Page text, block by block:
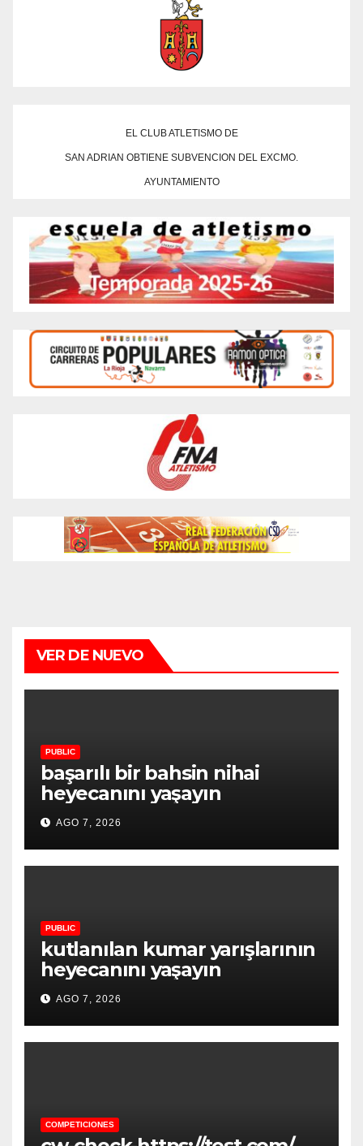
EL CLUB ATLETISMO DE
SAN ADRIAN OBTIENE SUBVENCION DEL EXCMO.
AYUNTAMIENTO
VER DE NUEVO
PUBLIC
başarılı bir bahsin nihai
heyecanını yaşayın
AGO 7, 2026
PUBLIC
kutlanılan kumar yarışlarının
heyecanını yaşayın
AGO 7, 2026
COMPETICIONES